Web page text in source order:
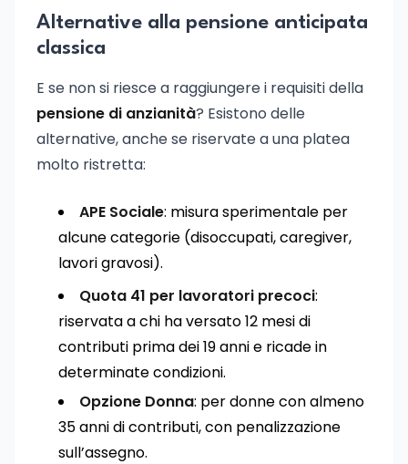
Alternative alla pensione anticipata
classica
E se non si riesce a raggiungere i requisiti della
pensione di anzianità? Esistono delle
alternative, anche se riservate a una platea
molto ristretta:
APE Sociale: misura sperimentale per
alcune categorie (disoccupati, caregiver,
lavori gravosi).
Quota 41 per lavoratori precoci:
riservata a chi ha versato 12 mesi di
contributi prima dei 19 anni e ricade in
determinate condizioni.
Opzione Donna: per donne con almeno
35 anni di contributi, con penalizzazione
sull’assegno.